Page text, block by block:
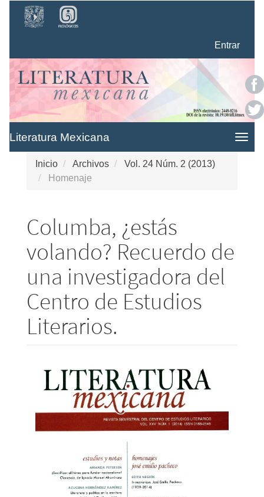
Navegación
principal
Barra
lateral
Entrar
Literatura Mexicana
Inicio Archivos
Vol. 24 Núm. 2 (2013)
Homenaje
Columba, ¿estás
volando? Recuerdo de
una investigadora del
Centro de Estudios
Literarios.
lateral
del
artículo